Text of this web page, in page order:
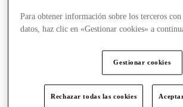
Para obtener información sobre los terceros
datos, haz clic en «Gestionar cookies» a
Gestionar cookies
Rechazar todas las cookies